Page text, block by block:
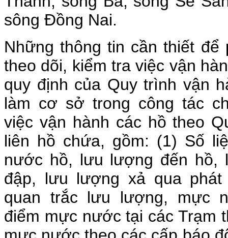
sông Đồng Nai.
Những thông tin cần thiết để
theo dõi, kiểm tra việc vận
quy định của Quy trình vận
làm cơ sở trong công tác
việc vận hành các hồ theo
liên hồ chứa, gồm: (1) Số
nước hồ, lưu lượng đến hồ,
đập, lưu lượng xả qua
quan trắc lưu lượng, mực
điểm mực nước tại các Trạm